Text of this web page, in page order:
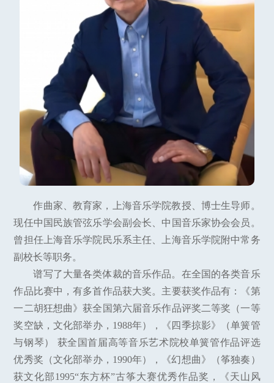
作曲家、教育家，上海音乐学院教授、博士生导师。
现任中国民族管弦乐学会副会长、中国音乐家协会会员。
曾担任上海音乐学院民乐系主任、上海音乐学院附中常务
副校长等职务。
谱写了大量各类体裁的音乐作品。在全国的各类音乐
作品比赛中，有多首作品获大奖。主要获奖作品有：《第
一二胡狂想曲》获全国第六届音乐作品评奖二等奖（一等
奖空缺，文化部举办，1988年），《四季掠影》（单簧管
与钢琴） 获全国首届高等音乐艺术院校单簧管作品评选
优秀奖（文化部举办，1990年），《幻想曲》（筝独奏）
获文化部1995“东方杯”古筝大赛优秀作品奖，《天山风